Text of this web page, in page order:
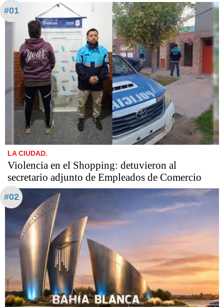
#01
LA CIUDAD.
Violencia en el Shopping: detuvieron al
secretario adjunto de Empleados de Comercio
#02